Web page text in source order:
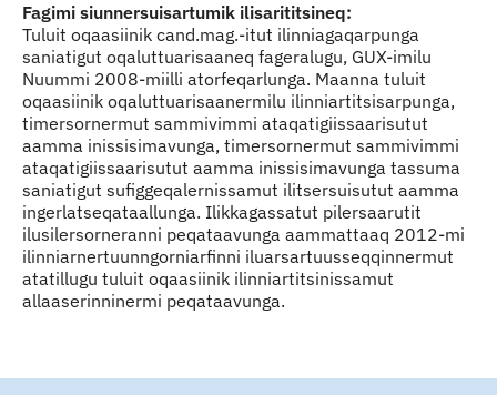
Fagimi siunnersuisartumik ilisarititsineq:
Tuluit oqaasiinik cand.mag.-itut ilinniagaqarpunga
saniatigut oqaluttuarisaaneq fageralugu, GUX-imilu
Nuummi 2008-miilli atorfeqarlunga. Maanna tuluit
oqaasiinik oqaluttuarisaanermilu ilinniartitsisarpunga,
timersornermut sammivimmi ataqatigiissaarisutut
aamma inissisimavunga, timersornermut sammivimmi
ataqatigiissaarisutut aamma inissisimavunga tassuma
saniatigut sufiggeqalernissamut ilitsersuisutut aamma
ingerlatseqataallunga. Ilikkagassatut pilersaarutit
ilusilersorneranni peqataavunga aammattaaq 2012-mi
ilinniarnertuunngorniarfinni iluarsartuusseqqinnermut
atatillugu tuluit oqaasiinik ilinniartitsinissamut
allaaserinninermi peqataavunga.